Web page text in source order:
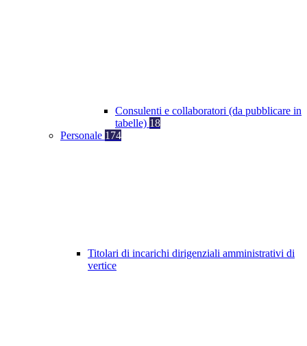
Consulenti e collaboratori (da pubblicare in
tabelle) 18
Personale 174
Titolari di incarichi dirigenziali amministrativi di
vertice